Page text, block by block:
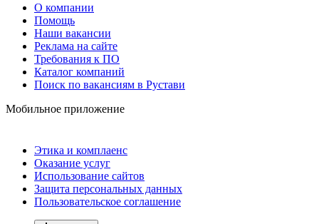
О компании
Помощь
Наши вакансии
Реклама на сайте
Требования к ПО
Каталог компаний
Поиск по вакансиям в Рустави
Мобильное приложение
Этика и комплаенс
Оказание услуг
Использование сайтов
Защита персональных данных
Пользовательское соглашение